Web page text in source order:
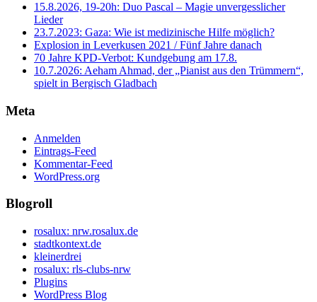
15.8.2026, 19-20h: Duo Pascal – Magie unvergesslicher
Lieder
23.7.2023: Gaza: Wie ist medizinische Hilfe möglich?
Explosion in Leverkusen 2021 / Fünf Jahre danach
70 Jahre KPD‑Verbot: Kundgebung am 17.8.
10.7.2026: Aeham Ahmad, der „Pianist aus den Trümmern“,
spielt in Bergisch Gladbach
Meta
Anmelden
Eintrags-Feed
Kommentar-Feed
WordPress.org
Blogroll
rosalux: nrw.rosalux.de
stadtkontext.de
kleinerdrei
rosalux: rls-clubs-nrw
Plugins
WordPress Blog